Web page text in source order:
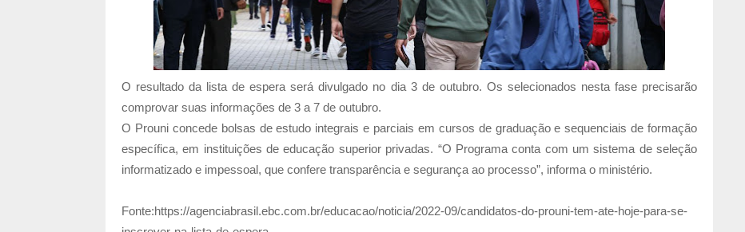
O resultado da lista de espera será divulgado no dia 3 de outubro. Os selecionados nesta fase precisarão
comprovar suas informações de 3 a 7 de outubro.
O Prouni concede bolsas de estudo integrais e parciais em cursos de graduação e sequenciais de formação
específica, em instituições de educação superior privadas. “O Programa conta com um sistema de seleção
informatizado e impessoal, que confere transparência e segurança ao processo”, informa o ministério.
Fonte:https://agenciabrasil.ebc.com.br/educacao/noticia/2022-09/candidatos-do-prouni-tem-ate-hoje-para-se-